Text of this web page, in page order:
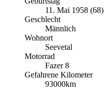
11. Mai 1958 (68)
Geschlecht
Männlich
Wohnort
Seevetal
Motorrad
Fazer 8
Gefahrene Kilometer
93000km